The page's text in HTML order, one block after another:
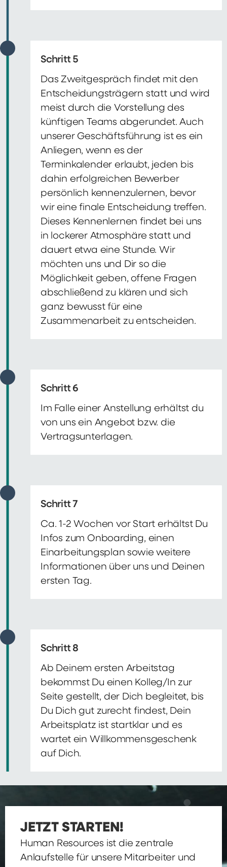
Schritt 5
Das Zweitgespräch findet mit den
Entscheidungsträgern statt und wird
meist durch die Vorstellung des
künftigen Teams abgerundet. Auch
unserer Geschäftsführung ist es ein
Anliegen, wenn es der
Terminkalender erlaubt, jeden bis
dahin erfolgreichen Bewerber
persönlich kennenzulernen, bevor
wir eine finale Entscheidung treffen.
Dieses Kennenlernen findet bei uns
in lockerer Atmosphäre statt und
dauert etwa eine Stunde. Wir
möchten uns und Dir so die
Möglichkeit geben, offene Fragen
abschließend zu klären und sich
ganz bewusst für eine
Zusammenarbeit zu entscheiden.
Schritt 6
Im Falle einer Anstellung erhältst du
von uns ein Angebot bzw. die
Vertragsunterlagen.
Schritt 7
Ca. 1-2 Wochen vor Start erhältst Du
Infos zum Onboarding, einen
Einarbeitungsplan sowie weitere
Informationen über uns und Deinen
ersten Tag.
Schritt 8
Ab Deinem ersten Arbeitstag
bekommst Du einen Kolleg/In zur
Seite gestellt, der Dich begleitet, bis
Du Dich gut zurecht findest, Dein
Arbeitsplatz ist startklar und es
wartet ein Willkommensgeschenk
auf Dich.
JETZT STARTEN!
Human Resources ist die zentrale
Anlaufstelle für unsere Mitarbeiter und